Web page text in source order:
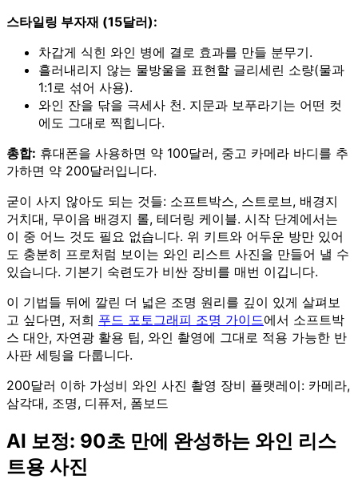
스타일링 부자재 (15달러):
차갑게 식힌 와인 병에 결로 효과를 만들 분무기.
흘러내리지 않는 물방울을 표현할 글리세린 소량(물과
1:1로 섞어 사용).
와인 잔을 닦을 극세사 천. 지문과 보푸라기는 어떤 컷
에도 그대로 찍힙니다.
총합: 휴대폰을 사용하면 약 100달러, 중고 카메라 바디를 추
가하면 약 200달러입니다.
굳이 사지 않아도 되는 것들: 소프트박스, 스트로브, 배경지
거치대, 무이음 배경지 롤, 테더링 케이블. 시작 단계에서는
이 중 어느 것도 필요 없습니다. 위 키트와 어두운 방만 있어
도 충분히 프로처럼 보이는 와인 리스트 사진을 만들어 낼 수
있습니다. 기본기 숙련도가 비싼 장비를 매번 이깁니다.
이 기법들 뒤에 깔린 더 넓은 조명 원리를 깊이 있게 살펴보
고 싶다면, 저희 푸드 포토그래피 조명 가이드에서 소프트박
스 대안, 자연광 활용 팁, 와인 촬영에 그대로 적용 가능한 반
사판 세팅을 다룹니다.
200달러 이하 가성비 와인 사진 촬영 장비 플랫레이: 카메라,
삼각대, 조명, 디퓨저, 폼보드
AI 보정: 90초 만에 완성하는 와인 리스
트용 사진